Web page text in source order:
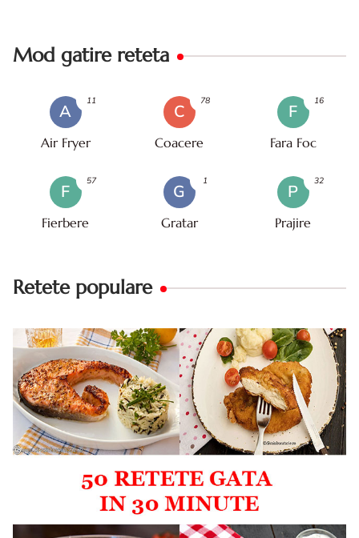
Mod gatire reteta
A
Air Fryer
11
C
Coacere
78
F
Fara Foc
16
F
Fierbere
57
G
Gratar
1
P
Prajire
32
Retete populare